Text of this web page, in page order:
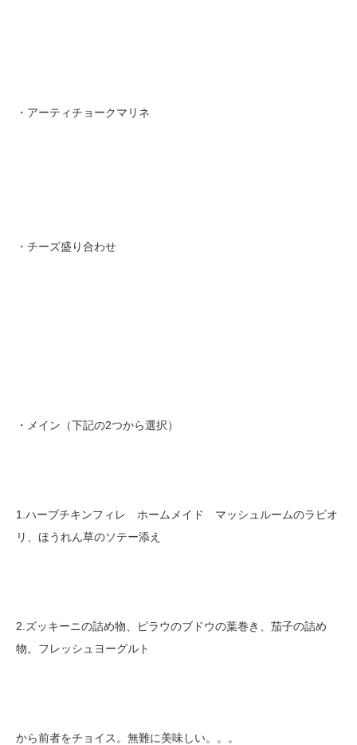
・アーティチョークマリネ
・チーズ盛り合わせ
・メイン（下記の2つから選択）
1.ハーブチキンフィレ ホームメイド マッシュルームのラビオ
リ、ほうれん草のソテー添え
2.ズッキーニの詰め物、ピラウのブドウの葉巻き、茄子の詰め
物。フレッシュヨーグルト
から前者をチョイス。無難に美味しい。。。